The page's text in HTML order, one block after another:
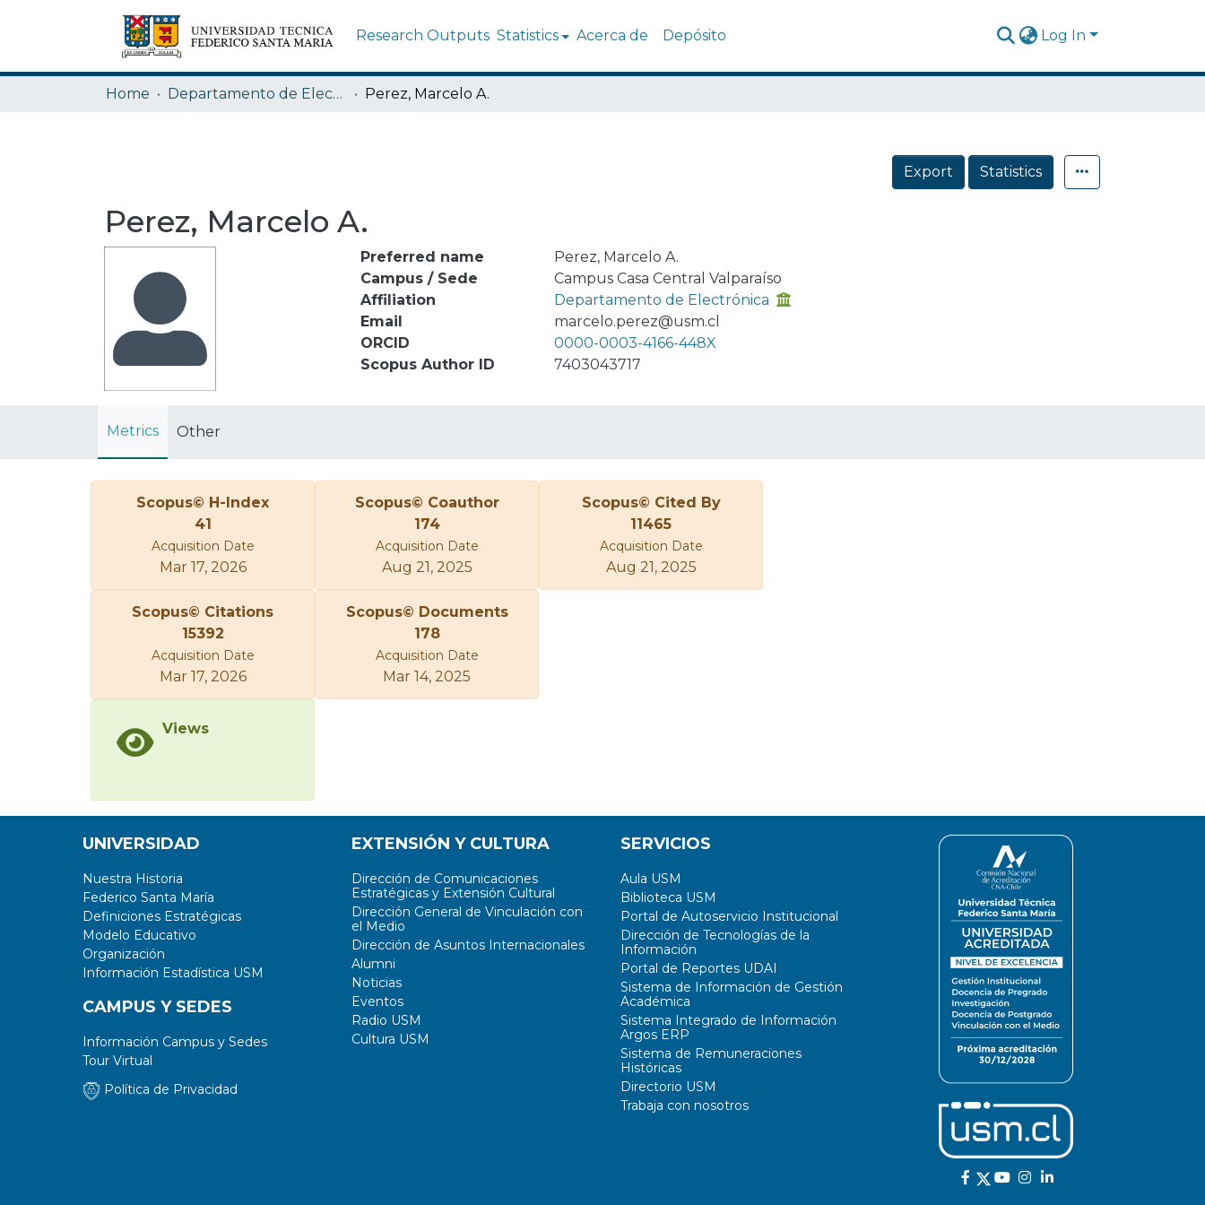
Research Outputs Statistics Acerca de Depósito Log In
Home Departamento de Electrónica Perez, Marcelo A.
Export Statistics
Perez, Marcelo A.
Preferred name
Perez, Marcelo A.
Campus / Sede
Campus Casa Central Valparaíso
Affiliation
Departamento de Electrónica
Email
marcelo.perez@usm.cl
ORCID
0000-0003-4166-448X
Scopus Author ID
7403043717
Metrics Other
Scopus© H-Index
41
Acquisition Date
Mar 17, 2026
Scopus© Coauthor
174
Acquisition Date
Aug 21, 2025
Scopus© Cited By
11465
Acquisition Date
Aug 21, 2025
Scopus© Citations
15392
Acquisition Date
Mar 17, 2026
Scopus© Documents
178
Acquisition Date
Mar 14, 2025
Views
UNIVERSIDAD
Nuestra Historia
Federico Santa María
Definiciones Estratégicas
Modelo Educativo
Organización
Información Estadística USM
CAMPUS Y SEDES
Información Campus y Sedes
Tour Virtual
Política de Privacidad
EXTENSIÓN Y CULTURA
Dirección de Comunicaciones
Estratégicas y Extensión Cultural
Dirección General de Vinculación con
el Medio
Dirección de Asuntos Internacionales
Alumni
Noticias
Eventos
Radio USM
Cultura USM
SERVICIOS
Aula USM
Biblioteca USM
Portal de Autoservicio Institucional
Dirección de Tecnologías de la
Información
Portal de Reportes UDAI
Sistema de Información de Gestión
Académica
Sistema Integrado de Información
Argos ERP
Sistema de Remuneraciones
Históricas
Directorio USM
Trabaja con nosotros